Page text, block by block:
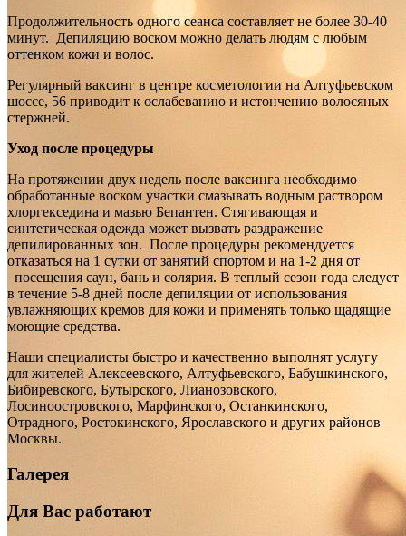
Продолжительность одного сеанса составляет не более 30-40
минут. Депиляцию воском можно делать людям с любым
оттенком кожи и волос.
Регулярный ваксинг в центре косметологии на Алтуфьевском
шоссе, 56 приводит к ослабеванию и истончению волосяных
стержней.
Уход после процедуры
На протяжении двух недель после ваксинга необходимо
обработанные воском участки смазывать водным раствором
хлоргекседина и мазью Бепантен. Стягивающая и
синтетическая одежда может вызвать раздражение
депилированных зон. После процедуры рекомендуется
отказаться на 1 сутки от занятий спортом и на 1-2 дня от
посещения саун, бань и солярия. В теплый сезон года следует
в течение 5-8 дней после депиляции от использования
увлажняющих кремов для кожи и применять только щадящие
моющие средства.
Наши специалисты быстро и качественно выполнят услугу
для жителей Алексеевского, Алтуфьевского, Бабушкинского,
Бибиревского, Бутырского, Лианозовского,
Лосиноостровского, Марфинского, Останкинского,
Отрадного, Ростокинского, Ярославского и других районов
Москвы.
Галерея
Для Вас работают